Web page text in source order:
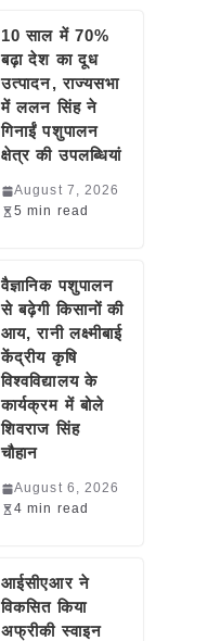
10 साल में 70%
बढ़ा देश का दूध
उत्पादन, राज्यसभा
में ललन सिंह ने
गिनाईं पशुपालन
क्षेत्र की उपलब्धियां
August 7, 2026
5 min read
वैज्ञानिक पशुपालन
से बढ़ेगी किसानों की
आय, रानी लक्ष्मीबाई
केंद्रीय कृषि
विश्वविद्यालय के
कार्यक्रम में बोले
शिवराज सिंह
चौहान
August 6, 2026
4 min read
आईसीएआर ने
विकसित किया
अफ्रीकी स्वाइन